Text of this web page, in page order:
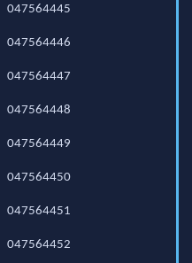
047564445
047564446
047564447
047564448
047564449
047564450
047564451
047564452